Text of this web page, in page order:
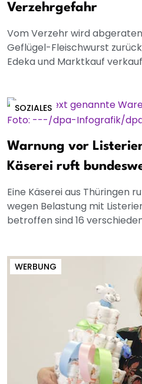
Verzehrgefahr
Vom Verzehr wird
Geflügel-Fleischwurst
Edeka und Marktkauf
SOZIALES
Warnung vor
Käserei ruft
Eine Käserei aus Thüringen
wegen Belastung mit
betroffen sind 16
WERBUNG